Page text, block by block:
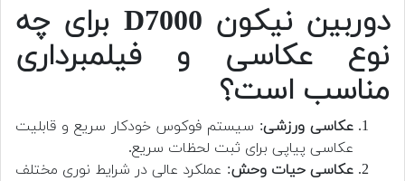
دوربین نیکون D7000 برای چه
نوع عکاسی و فیلمبرداری
مناسب است؟
عکاسی ورزشی: سیستم فوکوس خودکار سریع و قابلیت
عکاسی پیاپی برای ثبت لحظات سریع.
عکاسی حیات وحش: عملکرد عالی در شرایط نوری مختلف